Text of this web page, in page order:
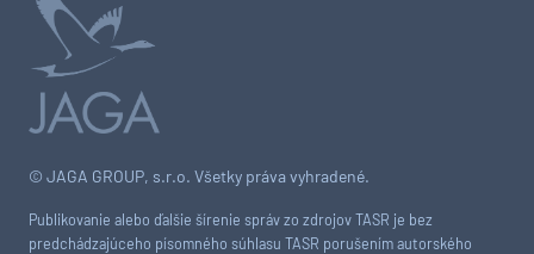
© JAGA GROUP, s.r.o. Všetky práva vyhradené.
Publikovanie alebo ďalšie šírenie správ zo zdrojov TASR je bez
predchádzajúceho písomného súhlasu TASR porušením autorského